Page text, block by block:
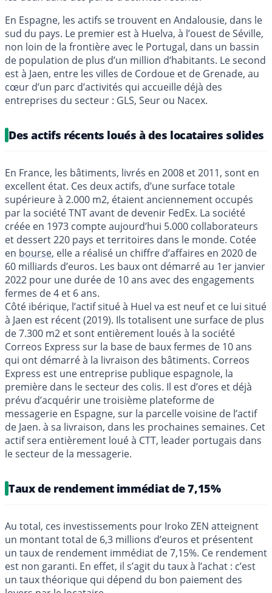
En Espagne, les actifs se trouvent en Andalousie, dans le
sud du pays. Le premier est à Huelva, à l’ouest de Séville,
non loin de la frontière avec le Portugal, dans un bassin
de population de plus d’un million d’habitants. Le second
est à Jaen, entre les villes de Cordoue et de Grenade, au
cœur d’un parc d’activités qui accueille déjà des
entreprises du secteur : GLS, Seur ou Nacex.
Des actifs récents loués à des locataires solides
En France, les bâtiments, livrés en 2008 et 2011, sont en
excellent état. Ces deux actifs, d’une surface totale
supérieure à 2.000 m2, étaient anciennement occupés
par la société TNT avant de devenir FedEx. La société
créée en 1973 compte aujourd’hui 5.000 collaborateurs
et dessert 220 pays et territoires dans le monde. Cotée
en bourse, elle a réalisé un chiffre d’affaires en 2020 de
60 milliards d’euros. Les baux ont démarré au 1er janvier
2022 pour une durée de 10 ans avec des engagements
fermes de 4 et 6 ans.
Côté ibérique, l’actif situé à Huel va est neuf et ce lui situé
à Jaen est récent (2019). Ils totalisent une surface de plus
de 7.300 m2 et sont entièrement loués à la société
Correos Express sur la base de baux fermes de 10 ans
qui ont démarré à la livraison des bâtiments. Correos
Express est une entreprise publique espagnole, la
première dans le secteur des colis. Il est d’ores et déjà
prévu d’acquérir une troisième plateforme de
messagerie en Espagne, sur la parcelle voisine de l’actif
de Jaen. à sa livraison, dans les prochaines semaines. Cet
actif sera entièrement loué à CTT, leader portugais dans
le secteur de la messagerie.
Taux de rendement immédiat de 7,15%
Au total, ces investissements pour Iroko ZEN atteignent
un montant total de 6,3 millions d’euros et présentent
un taux de rendement immédiat de 7,15%. Ce rendement
est non garanti. En effet, il s’agit du taux à l’achat : c’est
un taux théorique qui dépend du bon paiement des